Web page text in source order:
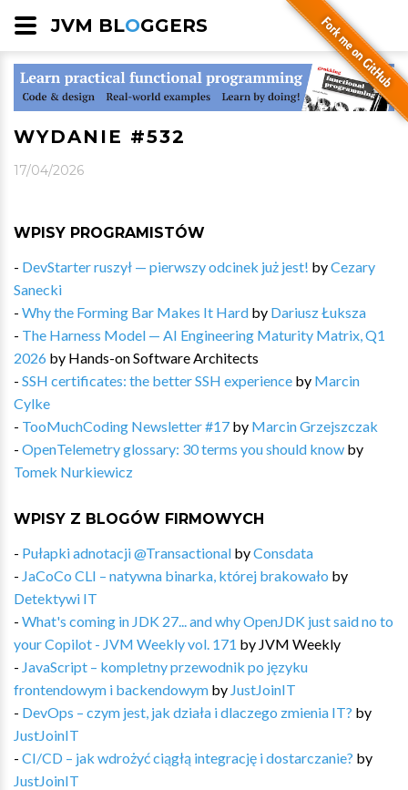
JVM BLOGGERS
WYDANIE #532
17/04/2026
WPISY PROGRAMISTÓW
- DevStarter ruszył — pierwszy odcinek już jest! byCezary
Sanecki
- Why the Forming Bar Makes It Hard by Dariusz Łuksza
- The Harness Model — AI Engineering Maturity Matrix, Q1
2026 by Hands-on Software Architects
- SSH certificates: the better SSH experience by Marcin
Cylke
- TooMuchCoding Newsletter #17 by Marcin Grzejszczak
- OpenTelemetry glossary: 30 terms you should know by
Tomek Nurkiewicz
WPISY Z BLOGÓW FIRMOWYCH
- Pułapki adnotacji @Transactional byConsdata
- JaCoCo CLI – natywna binarka, której brakowało by
Detektywi IT
- What's coming in JDK 27... and why OpenJDK just said no to
your Copilot - JVM Weekly vol. 171 by JVM Weekly
- JavaScript – kompletny przewodnik po języku
frontendowym i backendowym by JustJoinIT
- DevOps – czym jest, jak działa i dlaczego zmienia IT? by
JustJoinIT
- CI/CD – jak wdrożyć ciągłą integrację i dostarczanie? by
JustJoinIT